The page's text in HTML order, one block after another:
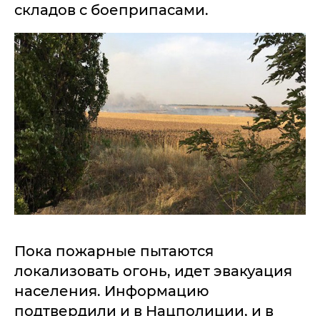
складов с боеприпасами.
Пока пожарные пытаются
локализовать огонь, идет эвакуация
населения. Информацию
подтвердили и в Нацполиции, и в